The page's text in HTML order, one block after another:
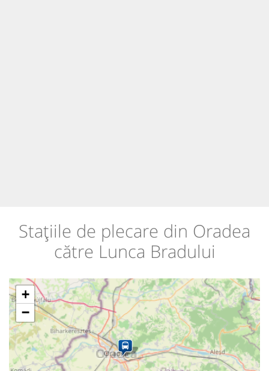
Stațiile de plecare din Oradea
către Lunca Bradului
+
−